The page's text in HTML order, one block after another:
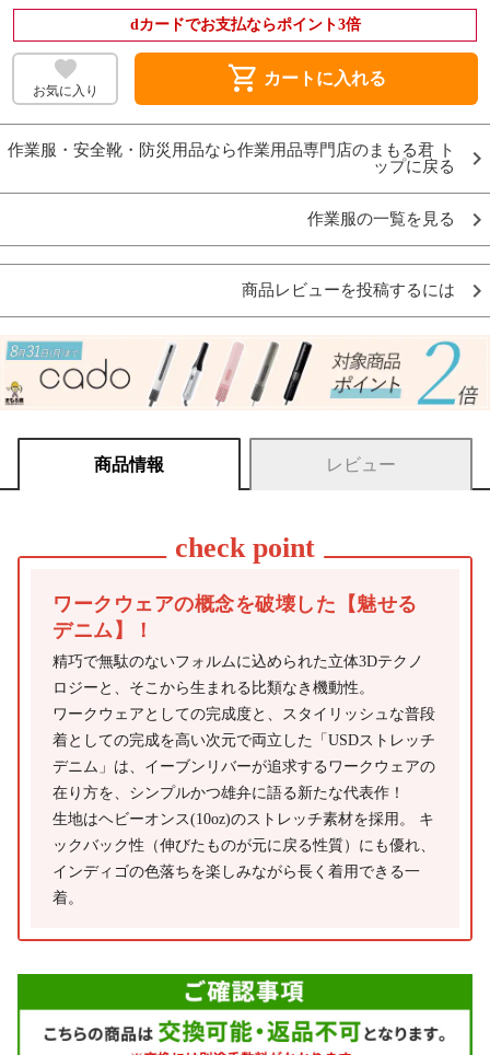
dカードでお支払ならポイント3倍
お気に入り shopping_cart カートに入れる
作業服・安全靴・防災用品なら作業用品専門店のまもる君 ト
ップに戻る
作業服の一覧を見る
商品レビューを投稿するには
商品情報 レビュー
ワークウェアの概念を破壊した【魅せる
デニム】！
精巧で無駄のないフォルムに込められた立体3Dテクノ
ロジーと、そこから生まれる比類なき機動性。
ワークウェアとしての完成度と、スタイリッシュな普段
着としての完成を高い次元で両立した「USDストレッチ
デニム」は、イーブンリバーが追求するワークウェアの
在り方を、シンプルかつ雄弁に語る新たな代表作！
生地はヘビーオンス(10oz)のストレッチ素材を採用。 キ
ックバック性（伸びたものが元に戻る性質）にも優れ、
インディゴの色落ちを楽しみながら長く着用できる一
着。